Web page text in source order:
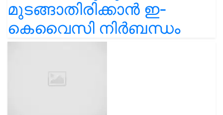
മുടങ്ങാതിരിക്കാൻ ഇ-
കെവൈസി നിർബന്ധം